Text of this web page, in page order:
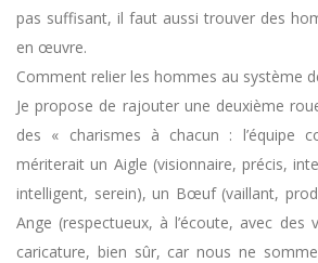
pas suffisant, il faut aussi trouver des
en œuvre.
Comment relier les hommes au système
Je propose de rajouter une deuxième
des « charismes à chacun : l’équipe
mériterait un Aigle (visionnaire, précis,
intelligent, serein), un Bœuf (vaillant,
Ange (respectueux, à l’écoute, avec des
caricature, bien sûr, car nous ne